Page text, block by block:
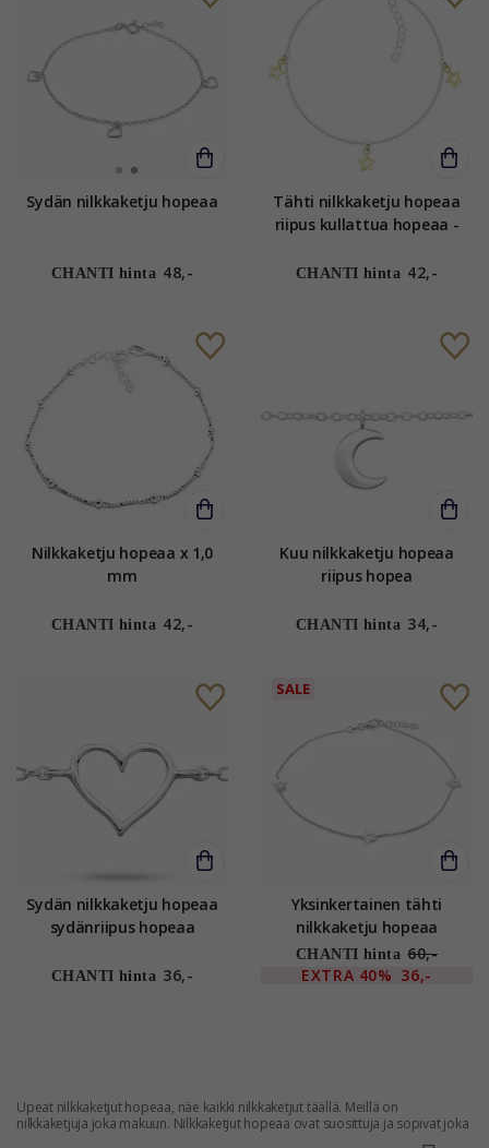
Sydän nilkkaketju hopeaa
CHANTI hinta 48,-
Tähti nilkkaketju hopeaa
riipus kullattua hopeaa -
CHANTI hinta 42,-
Nilkkaketju hopeaa x 1,0
mm
CHANTI hinta 42,-
Kuu nilkkaketju hopeaa
riipus hopea
CHANTI hinta 34,-
Sydän nilkkaketju hopeaa
sydänriipus hopeaa
CHANTI hinta 36,-
SALE
Yksinkertainen tähti
nilkkaketju hopeaa
CHANTI hinta 60,-
EXTRA 40% 36,-
Upeat nilkkaketjut hopeaa, näe kaikki nilkkaketjut täällä. Meillä on
nilkkaketjuja joka makuun. Nilkkaketjut hopeaa ovat suosittuja ja sopivat joka